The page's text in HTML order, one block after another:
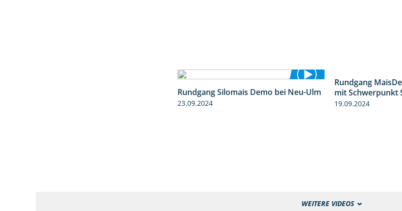
4:50
Rundgang Silomais Demo bei Neu-Ulm
23.09.2024
Rundgang
mit Schwerpunkt
WEITERE VIDEOS